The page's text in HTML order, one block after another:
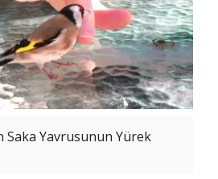
Saka Yavrusunun Yürek